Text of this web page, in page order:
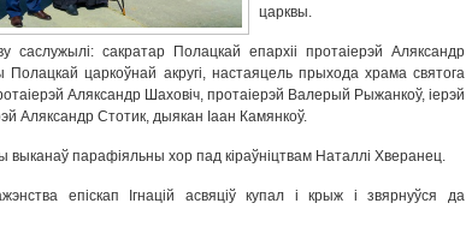
царквы.
саслужылі: сакратар Полацкай епархіі протаіерэй Аляксандр
Полацкай царкоўнай акругі, настаяцель прыхода храма святога
Аляксандр Шаховіч, протаіерэй Валерый Рыжанкоў, іерэй
Аляксандр Стотик, дыякан Іаан Камянкоў.
выканаў парафіяльны хор пад кіраўніцтвам Наталлі Хверанец.
епіскап Ігнацій асвяціў купал і крыж і звярнуўся да